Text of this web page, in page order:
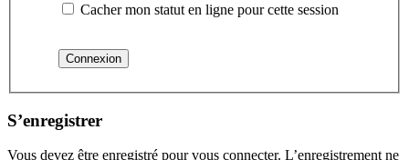
Cacher mon statut en ligne pour cette session
S’enregistrer
Vous devez être enregistré pour vous connecter. L’enregistrement ne